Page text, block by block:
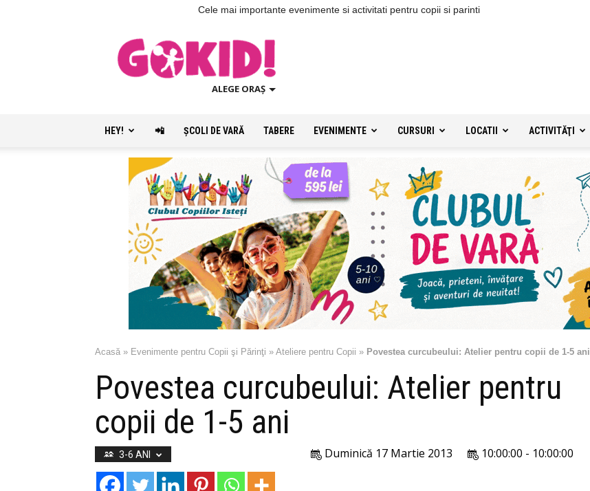
Cele mai importante evenimente si activitati pentru copii si parinti
ALEGE ORAȘ
HEY! 📲 ŞCOLI DE VARĂ TABERE EVENIMENTE CURSURI LOCATII ACTIVITĂŢI
Acasă » Evenimente pentru Copii şi Părinţi » Ateliere pentru Copii » Povestea curcubeului: Atelier pentru copii de 1-5 ani
Povestea curcubeului: Atelier pentru
copii de 1-5 ani
3-6 ANI 10:00:00 - 10:00:00
Duminică 17 Martie 2013